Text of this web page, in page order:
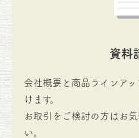
資料
会社概要と商品ラインア
けます。
お取引をご検討の方はお
い。